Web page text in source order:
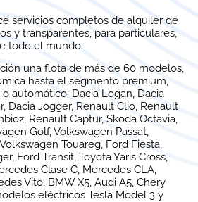
servicios completos de alquiler de
y transparentes, para particulares,
todo el mundo.
una flota de más de 60 modelos,
hasta el segmento premium,
automático: Dacia Logan, Dacia
Dacia Jogger, Renault Clio, Renault
Renault Captur, Skoda Octavia,
Golf, Volkswagen Passat,
Touareg, Ford Fiesta,
Ford Transit, Toyota Yaris Cross,
Clase C, Mercedes CLA,
Vito, BMW X5, Audi A5, Chery
eléctricos Tesla Model 3 y